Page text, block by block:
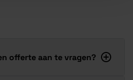
offerte aan te vragen?